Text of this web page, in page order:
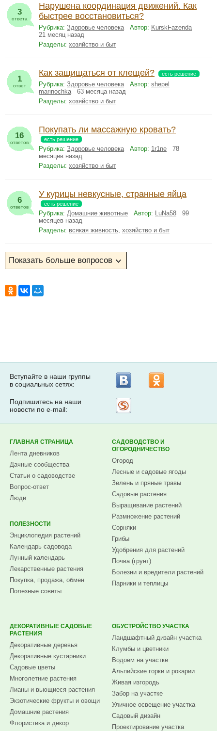
3
ответа
Нарушена координация движений. Как
быстрее восстановиться?
Рубрика: Здоровье человека Автор: KurskFazenda
21 месяц назад
Разделы: хозяйство и быт
1
ответ
Как защищаться от клещей? есть решение
Рубрика: Здоровье человека Автор: shepel
marinochka 63 месяца назад
Разделы: хозяйство и быт
16
ответов
Покупать ли массажную кровать?
есть решение
Рубрика: Здоровье человека Автор: 1r1ne 78
месяцев назад
Разделы: хозяйство и быт
6
ответов
У курицы невкусные, странные яйца
есть решение
Рубрика: Домашние животные Автор: LuNa58 99
месяцев назад
Разделы: всякая живность хозяйство и быт
Вступайте в наши группы
в социальных сетях:
Подпишитесь на наши
новости по e-mail:
ГЛАВНАЯ СТРАНИЦА
Лента дневников
Дачные сообщества
Статьи о садоводстве
Вопрос-ответ
Люди
ПОЛЕЗНОСТИ
Энциклопедия растений
Календарь садовода
Лунный календарь
Лекарственные растения
Покупка, продажа, обмен
Полезные советы
САДОВОДСТВО И
ОГОРОДНИЧЕСТВО
Огород
Лесные и садовые ягоды
Зелень и пряные травы
Садовые растения
Выращивание растений
Размножение растений
Сорняки
Грибы
Удобрения для растений
Почва (грунт)
Болезни и вредители растений
Парники и теплицы
ДЕКОРАТИВНЫЕ САДОВЫЕ
РАСТЕНИЯ
Декоративные деревья
Декоративные кустарники
Садовые цветы
Многолетние растения
Лианы и вьющиеся растения
Экзотические фрукты и овощи
Домашние растения
Флористика и декор
ОБУСТРОЙСТВО УЧАСТКА
Ландшафтный дизайн участка
Клумбы и цветники
Водоем на участке
Альпийские горки и рокарии
Живая изгородь
Забор на участке
Уличное освещение участка
Садовый дизайн
Проектирование участка